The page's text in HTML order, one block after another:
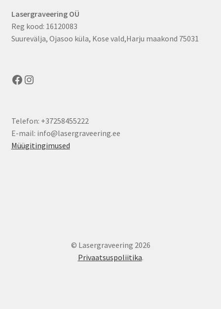
Lasergraveering OÜ
Reg kood: 16120083
Suurevälja, Ojasoo küla, Kose vald,Harju maakond 75031
Facebook
Instagram
Telefon: +37258455222
E-mail: info@lasergraveering.ee
Müügitingimused
© Lasergraveering 2026
Privaatsuspoliitika.